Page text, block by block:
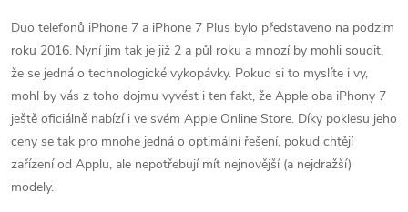
Duo telefonů iPhone 7 a iPhone 7 Plus bylo představeno na podzim
roku 2016. Nyní jim tak je již 2 a půl roku a mnozí by mohli soudit,
že se jedná o technologické vykopávky. Pokud si to myslíte i vy,
mohl by vás z toho dojmu vyvést i ten fakt, že Apple oba iPhony 7
ještě oficiálně nabízí i ve svém Apple Online Store. Díky poklesu jeho
ceny se tak pro mnohé jedná o optimální řešení, pokud chtějí
zařízení od Applu, ale nepotřebují mít nejnovější (a nejdražší)
modely.